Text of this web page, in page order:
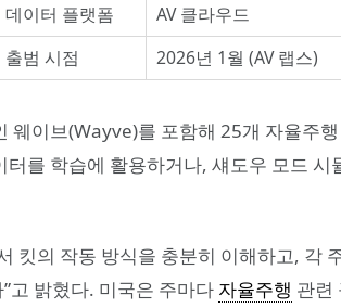
데이터 플랫폼
AV 클라우드
출범 시점
2026년 1월 (AV 랩스)
웨이브(Wayve)를 포함해 25개 자율주
터를 학습에 활용하거나, 섀도우 모드
킷의 작동 방식을 충분히 이해하고, 각
고 밝혔다. 미국은 주마다 자율주행 관련